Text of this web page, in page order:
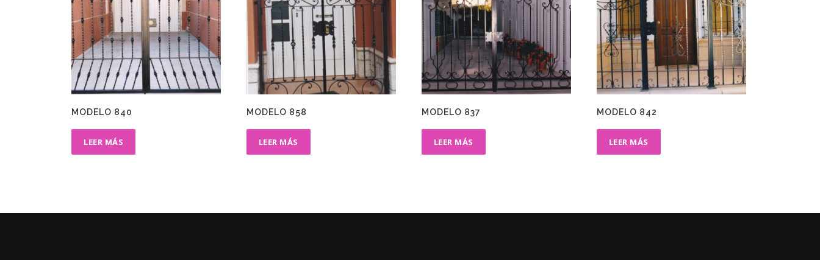
MODELO 840
LEER MÁS
MODELO 858
LEER MÁS
MODELO 837
LEER MÁS
MODELO 842
LEER MÁS